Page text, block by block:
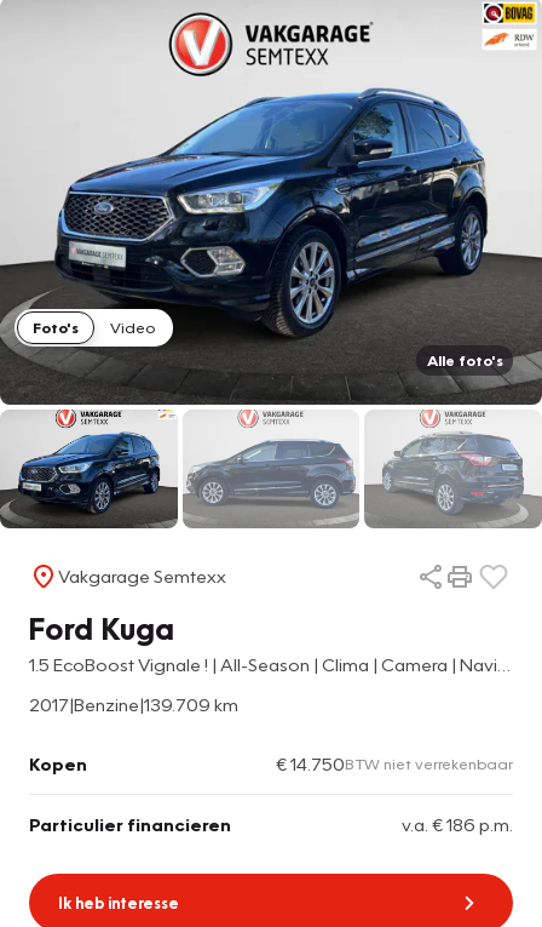
Foto's
Video
Alle foto's
Vakgarage Semtexx
Ford Kuga
2017|Benzine|139.709 km
Kopen € 14.750BTW niet verrekenbaar
Particulier financieren v.a. € 186 p.m.
Ik heb interesse